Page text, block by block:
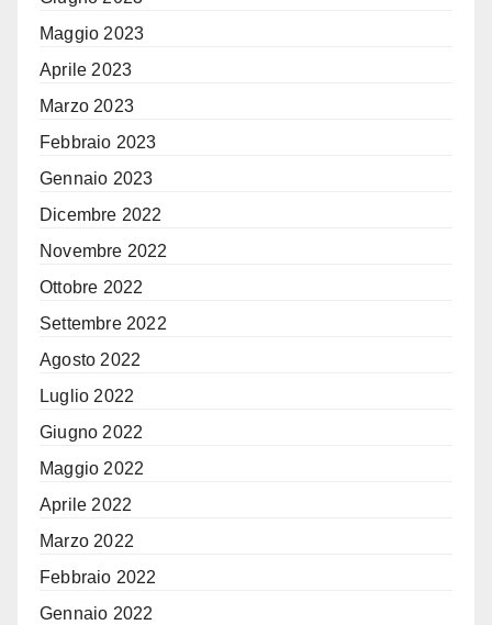
Maggio 2023
Aprile 2023
Marzo 2023
Febbraio 2023
Gennaio 2023
Dicembre 2022
Novembre 2022
Ottobre 2022
Settembre 2022
Agosto 2022
Luglio 2022
Giugno 2022
Maggio 2022
Aprile 2022
Marzo 2022
Febbraio 2022
Gennaio 2022